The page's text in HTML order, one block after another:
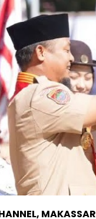
MAKASSAR